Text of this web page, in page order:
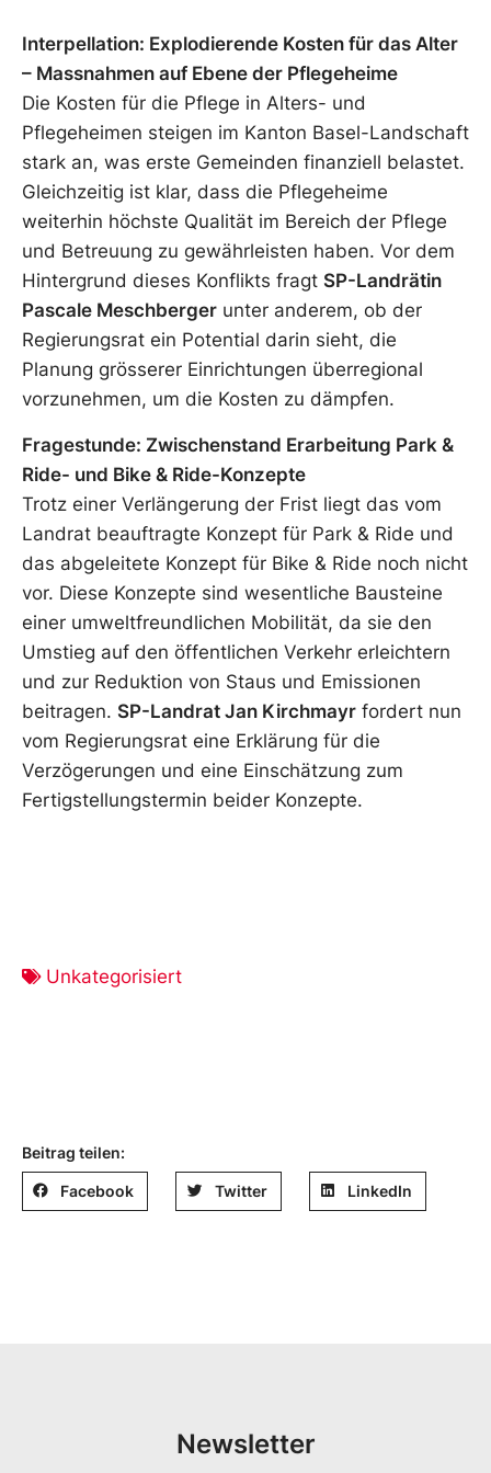
Interpellation: Explodierende Kosten für das Alter
– Massnahmen auf Ebene der Pflegeheime
Die Kosten für die Pflege in Alters- und
Pflegeheimen steigen im Kanton Basel-Landschaft
stark an, was erste Gemeinden finanziell belastet.
Gleichzeitig ist klar, dass die Pflegeheime
weiterhin höchste Qualität im Bereich der Pflege
und Betreuung zu gewährleisten haben. Vor dem
Hintergrund dieses Konflikts fragt SP-Landrätin
Pascale Meschberger unter anderem, ob der
Regierungsrat ein Potential darin sieht, die
Planung grösserer Einrichtungen überregional
vorzunehmen, um die Kosten zu dämpfen.
Fragestunde: Zwischenstand Erarbeitung Park &
Ride- und Bike & Ride-Konzepte
Trotz einer Verlängerung der Frist liegt das vom
Landrat beauftragte Konzept für Park & Ride und
das abgeleitete Konzept für Bike & Ride noch nicht
vor. Diese Konzepte sind wesentliche Bausteine
einer umweltfreundlichen Mobilität, da sie den
Umstieg auf den öffentlichen Verkehr erleichtern
und zur Reduktion von Staus und Emissionen
beitragen. SP-Landrat Jan Kirchmayr fordert nun
vom Regierungsrat eine Erklärung für die
Verzögerungen und eine Einschätzung zum
Fertigstellungstermin beider Konzepte.
Unkategorisiert
Beitrag teilen:
Facebook Twitter LinkedIn
Newsletter